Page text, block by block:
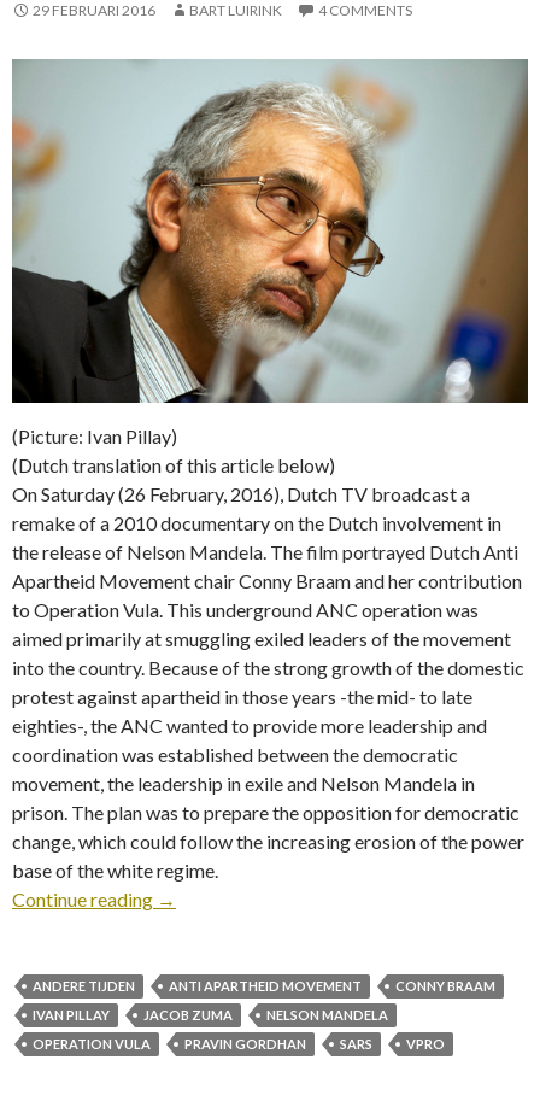
29 FEBRUARI 2016 BART LUIRINK 4 COMMENTS
(Picture: Ivan Pillay)
(Dutch translation of this article below)
On Saturday (26 February, 2016), Dutch TV broadcast a
remake of a 2010 documentary on the Dutch involvement in
the release of Nelson Mandela. The film portrayed Dutch Anti
Apartheid Movement chair Conny Braam and her contribution
to Operation Vula. This underground ANC operation was
aimed primarily at smuggling exiled leaders of the movement
into the country. Because of the strong growth of the domestic
protest against apartheid in those years -the mid- to late
eighties-, the ANC wanted to provide more leadership and
coordination was established between the democratic
movement, the leadership in exile and Nelson Mandela in
prison. The plan was to prepare the opposition for democratic
change, which could follow the increasing erosion of the power
base of the white regime.
Continue reading →
ANDERE TIJDEN ANTI APARTHEID MOVEMENT
CONNY BRAAM
IVAN PILLAY
JACOB ZUMA
NELSON MANDELA
OPERATION VULA
PRAVIN GORDHAN SARS VPRO